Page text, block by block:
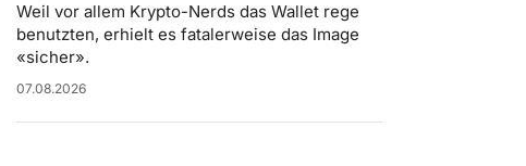
Weil vor allem Krypto-Nerds das Wallet rege
benutzten, erhielt es fatalerweise das Image
«sicher».
07.08.2026